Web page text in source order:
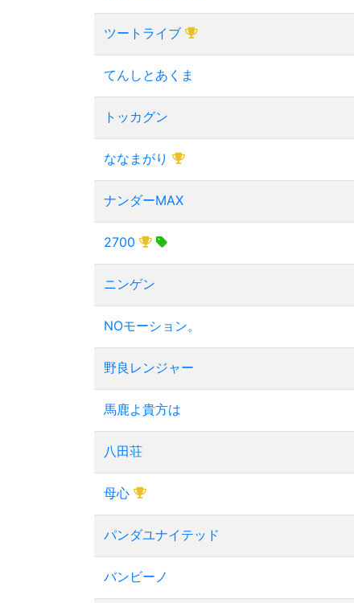
ツートライブ
てんしとあくま
トッカグン
ななまがり
ナンダーMAX
2700
ニンゲン
NOモーション。
野良レンジャー
馬鹿よ貴方は
八田荘
母心
パンダユナイテッド
バンビーノ